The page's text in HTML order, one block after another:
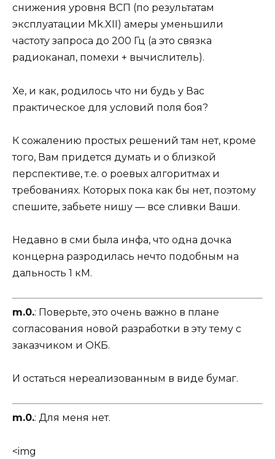
снижения уровня ВСП (по результатам
эксплуатации Mk.XII) амеры уменьшили
частоту запроса до 200 Гц (а это связка
радиоканал, помехи + вычислитель).
Хе, и как, родилось что ни будь у Вас
практическое для условий поля боя?
К сожалению простых решений там нет, кроме
того, Вам придется думать и о близкой
перспективе, т.е. о роевых алгоритмах и
требованиях. Которых пока как бы нет, поэтому
спешите, забьете нишу — все сливки Ваши.
Недавно в сми была инфа, что одна дочка
концерна разродилась нечто подобным на
дальность 1 кМ.
m.0.: Поверьте, это очень важно в плане
согласования новой разработки в эту тему с
заказчиком и ОКБ.
И остаться нереализованным в виде бумаг.
m.0.: Для меня нет.
<img